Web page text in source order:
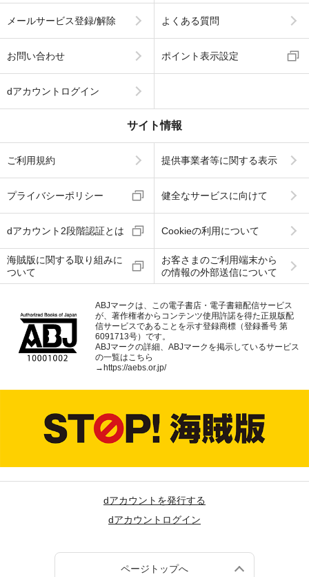
メールサービス登録/解除 よくある質問
お問い合わせ ポイント表示設定
dアカウントログイン
サイト情報
ご利用規約 提供事業者等に関する表示
プライバシーポリシー 健全なサービスに向けて
dアカウント2段階認証とは Cookieの利用について
海賊版に関する取り組みに
ついて
お客さまのご利用端末から
の情報の外部送信について
ABJマークは、この電子書店・電子書籍配信サービス
が、著作権者からコンテンツ使用許諾を得た正規版配
信サービスであることを示す登録商標（登録番号 第
6091713号）です。
ABJマークの詳細、ABJマークを掲示しているサービス
の一覧はこちら
→ https://aebs.or.jp/
dアカウントを発行する
dアカウントログイン
ページトップへ